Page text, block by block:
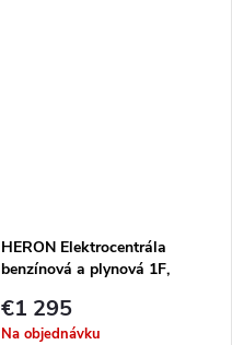
HERON Elektrocentrála
benzínová a plynová 1F,
€1 295
Na objednávku